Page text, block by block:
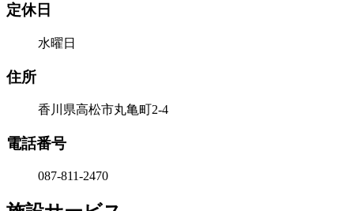
定休日
水曜日
住所
香川県高松市丸亀町2-4
電話番号
087-811-2470